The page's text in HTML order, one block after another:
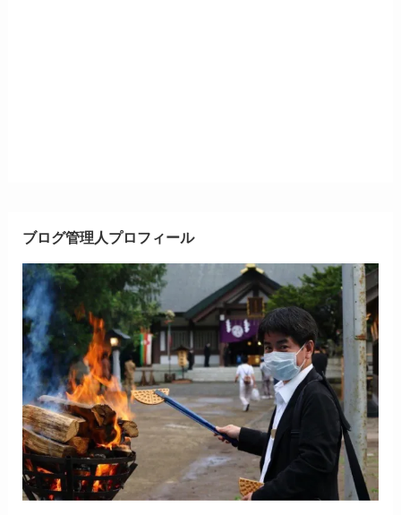
ブログ管理人プロフィール